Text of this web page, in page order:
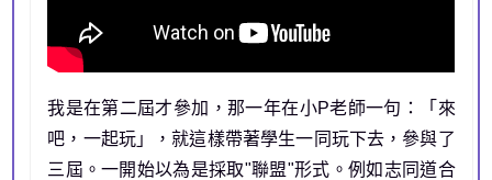
我是在第二屆才參加，那一年在小P老師一句：「來
吧，一起玩」，就這樣帶著學生一同玩下去，參與了
三屆。一開始以為是採取"聯盟"形式。例如志同道合